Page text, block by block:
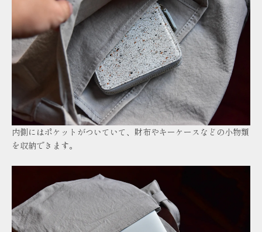
内側にはポケットがついていて、財布やキーケースなどの小物類
を収納できます。